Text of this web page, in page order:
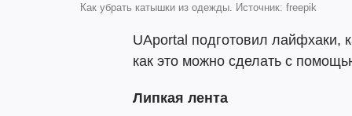
Как убрать катышки из одежды. Источник: freepik
UAportal подготовил лайфхаки,
как это можно сделать с
Липкая лента